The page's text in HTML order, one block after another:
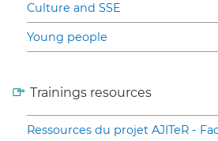
Culture and SSE
Young people
Trainings resources
Ressources du projet AJITeR -